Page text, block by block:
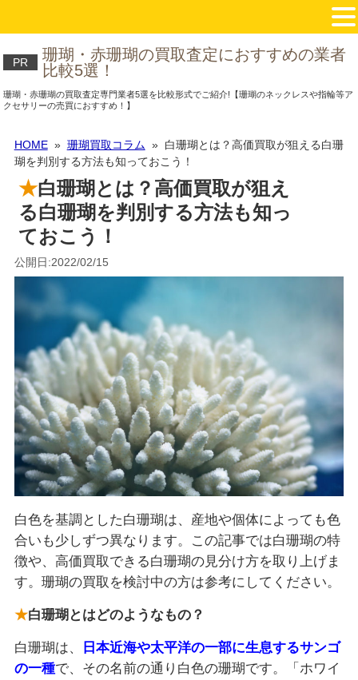
PR
珊瑚・赤珊瑚の買取査定におすすめの業者
比較5選！
珊瑚・赤珊瑚の買取査定専門業者5選を比較形式でご紹介!【珊瑚のネックレスや指輪等ア
クセサリーの売買におすすめ！】
HOME» 珊瑚買取コラム » 白珊瑚とは？高価買取が狙える白珊
瑚を判別する方法も知っておこう！
白珊瑚とは？高価買取が狙え
る白珊瑚を判別する方法も知っ
ておこう！
公開日:2022/02/15
白色を基調とした白珊瑚は、産地や個体によっても色
合いも少しずつ異なります。この記事では白珊瑚の特
徴や、高価買取できる白珊瑚の見分け方を取り上げま
す。珊瑚の買取を検討中の方は参考にしてください。
白珊瑚とはどのようなもの？
白珊瑚は、
日本近海や太平洋の一部に生息するサンゴ
の一種で、その名前の通り白色の珊瑚です。「ホワイ